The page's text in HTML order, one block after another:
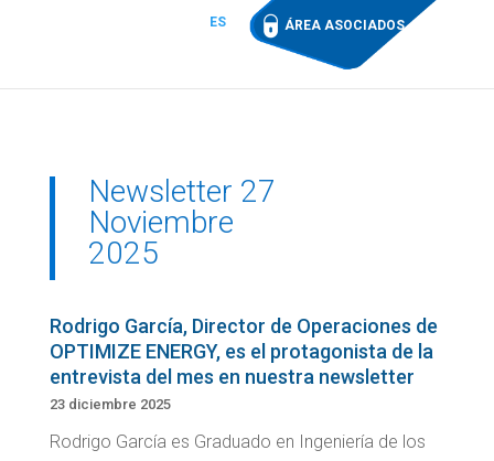
ES ÁREA ASOCIADOS
Newsletter 27
Noviembre
2025
Rodrigo García, Director de Operaciones de
OPTIMIZE ENERGY, es el protagonista de la
entrevista del mes en nuestra newsletter
23 diciembre 2025
Rodrigo García es Graduado en Ingeniería de los